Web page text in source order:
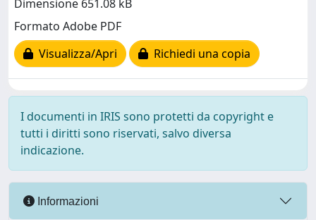
Dimensione 651.08 kB
Formato Adobe PDF
Visualizza/Apri
Richiedi una copia
I documenti in IRIS sono protetti da copyright e
tutti i diritti sono riservati, salvo diversa
indicazione.
Informazioni